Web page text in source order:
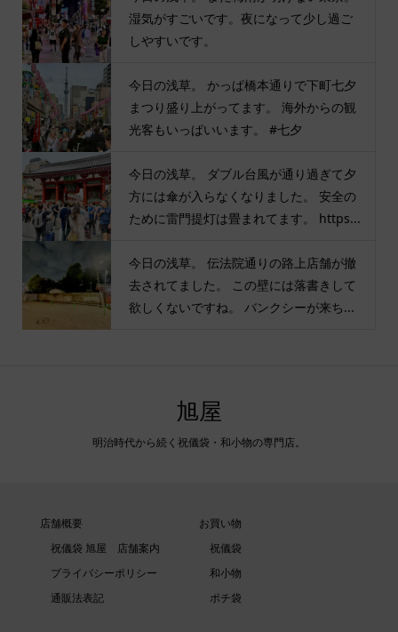
湿気がすごいです。夜になって少し過ご
しやすいです。
今日の浅草。 かっぱ橋本通りで下町七夕
まつり盛り上がってます。 海外からの観
光客もいっぱいいます。 #七夕
今日の浅草。 ダブル台風が通り過ぎて夕
方には傘が入らなくなりました。 安全の
ために雷門提灯は畳まれてます。 https...
今日の浅草。 伝法院通りの路上店舗が撤
去されてました。 この壁には落書きして
欲しくないですね。 バンクシーが来ち...
旭屋
明治時代から続く祝儀袋・和小物の専門店。
店舗概要
祝儀袋 旭屋 店舗案内
プライバシーポリシー
通販法表記
お買い物
祝儀袋
和小物
ポチ袋